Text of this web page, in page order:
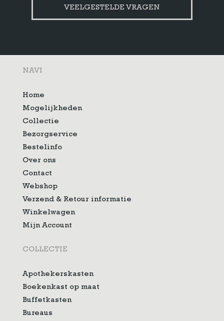
VEELGESTELDE VRAGEN
NAVI
Home
Mogelijkheden
Collectie
Bezorgservice
Bestelinfo
Over ons
Contact
Webshop
Verzend & Retour informatie
Winkelwagen
Mijn Account
COLLECTIE
Apothekerskasten
Boekenkast op maat
Buffetkasten
Bureaus